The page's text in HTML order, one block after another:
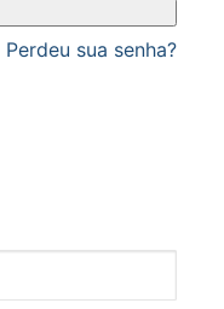
Perdeu sua senha?